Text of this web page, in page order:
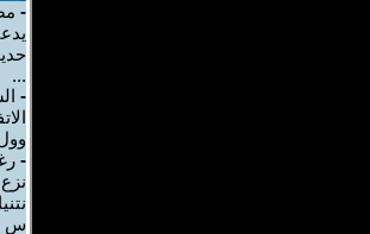
-
...
-
-
س